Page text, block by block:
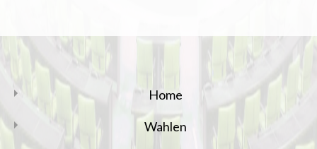
Home
Wahlen